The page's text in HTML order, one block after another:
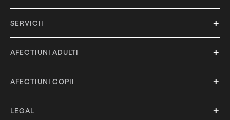
SERVICII
AFECTIUNI ADULTI
AFECTIUNI COPII
LEGAL